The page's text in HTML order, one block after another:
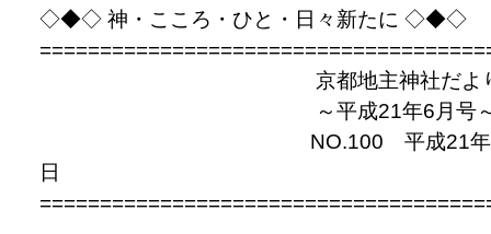
◇◆◇ 神・こころ・ひと・日々新たに ◇◆◇
京都地主神社だよ
～平成21年6月号
NO.100 平成21年6
日